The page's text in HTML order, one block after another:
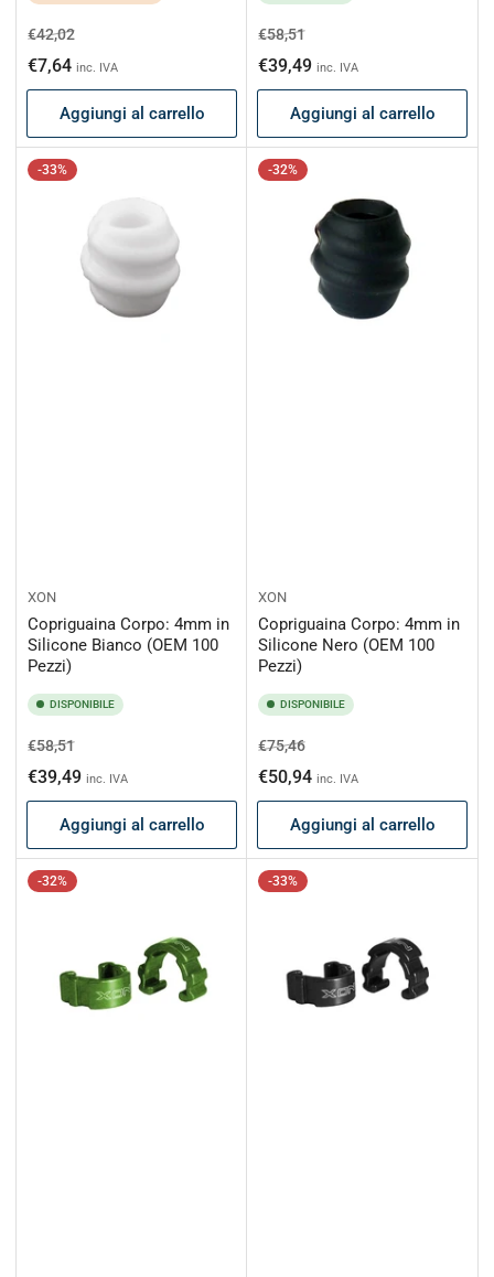
Prezzo
di
listino
€42,02Prezzo
scontato
€7,64 inc. IVA
Aggiungi al carrello
Prezzo
di
listino
€58,51Prezzo
scontato
€39,49 inc. IVA
Aggiungi al carrello
-33%
XON
Copriguaina Corpo: 4mm in
Silicone Bianco (OEM 100
Pezzi)
DISPONIBILE
Prezzo
di
listino
€58,51Prezzo
scontato
€39,49 inc. IVA
Aggiungi al carrello
-32%
XON
Copriguaina Corpo: 4mm in
Silicone Nero (OEM 100
Pezzi)
DISPONIBILE
Prezzo
di
listino
€75,46Prezzo
scontato
€50,94 inc. IVA
Aggiungi al carrello
-32% -33%